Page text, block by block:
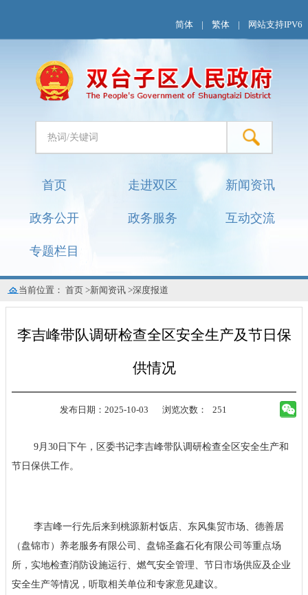
简体 繁体 网站支持IPV6
首页 走进双区 新闻资讯
政务公开 政务服务 互动交流
专题栏目
当前位置：首页 >新闻资讯 >深度报道
李吉峰带队调研检查全区安全生产及节日保
供情况
发布日期：2025-10-03 浏览次数： 251
9月30日下午，区委书记李吉峰带队调研检查全区安全生产和
节日保供工作。
李吉峰一行先后来到桃源新村饭店、东风集贸市场、德善居
（盘锦市）养老服务有限公司、盘锦圣鑫石化有限公司等重点场
所，实地检查消防设施运行、燃气安全管理、节日市场供应及企业
安全生产等情况，听取相关单位和专家意见建议。